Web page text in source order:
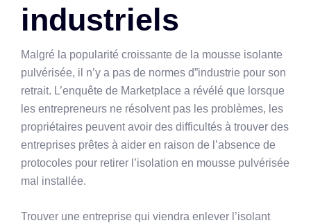
industriels
Malgré la popularité croissante de la mousse isolante
pulvérisée, il n’y a pas de normes d”industrie pour son
retrait. L’enquête de Marketplace a révélé que lorsque
les entrepreneurs ne résolvent pas les problèmes, les
propriétaires peuvent avoir des difficultés à trouver des
entreprises prêtes à aider en raison de l’absence de
protocoles pour retirer l’isolation en mousse pulvérisée
mal installée.
Trouver une entreprise qui viendra enlever l’isolant